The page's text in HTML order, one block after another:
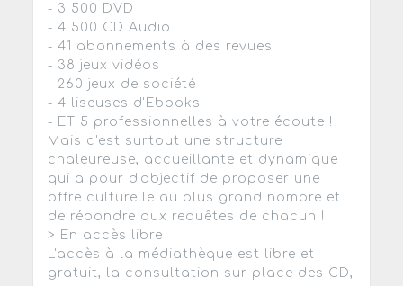
- 3 500 DVD
- 4 500 CD Audio
- 41 abonnements à des revues
- 38 jeux vidéos
- 260 jeux de société
- 4 liseuses d'Ebooks
- ET 5 professionnelles à votre écoute !
Mais c'est surtout une structure
chaleureuse, accueillante et dynamique
qui a pour d'objectif de proposer une
offre culturelle au plus grand nombre et
de répondre aux requêtes de chacun !
> En accès libre
L'accès à la médiathèque est libre et
gratuit, la consultation sur place des CD,